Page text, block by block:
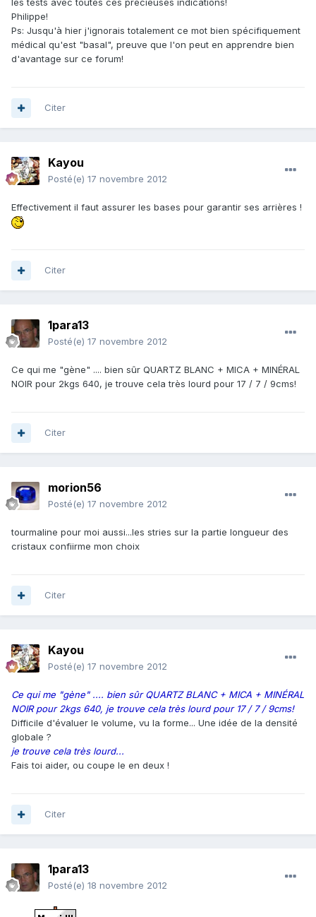
les tests avec toutes ces précieuses indications!
Philippe!
Ps: Jusqu'à hier j'ignorais totalement ce mot bien spécifiquement
médical qu'est "basal", preuve que l'on peut en apprendre bien
d'avantage sur ce forum!
Citer
Kayou
Posté(e) 17 novembre 2012
Effectivement il faut assurer les bases pour garantir ses arrières !
Citer
1para13
Posté(e) 17 novembre 2012
Ce qui me "gène" .... bien sûr QUARTZ BLANC + MICA + MINÉRAL
NOIR pour 2kgs 640, je trouve cela très lourd pour 17 / 7 / 9cms!
Citer
morion56
Posté(e) 17 novembre 2012
tourmaline pour moi aussi...les stries sur la partie longueur des
cristaux confiirme mon choix
Citer
Kayou
Posté(e) 17 novembre 2012
Ce qui me "gène" .... bien sûr QUARTZ BLANC + MICA + MINÉRAL
NOIR pour 2kgs 640, je trouve cela très lourd pour 17 / 7 / 9cms!
Difficile d'évaluer le volume, vu la forme... Une idée de la densité
globale ?
je trouve cela très lourd...
Fais toi aider, ou coupe le en deux !
Citer
1para13
Posté(e) 18 novembre 2012